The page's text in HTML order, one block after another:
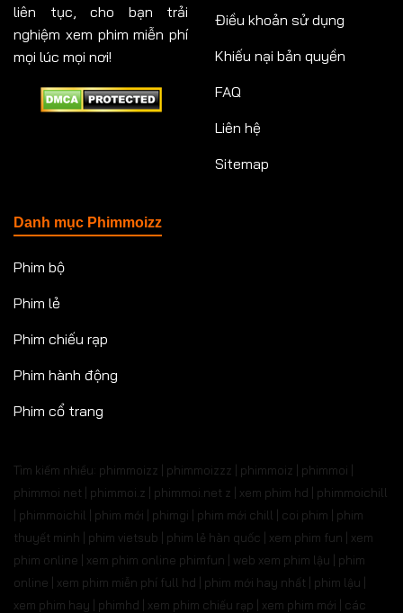
liên tục, cho bạn trải
nghiệm xem phim miễn phí
mọi lúc mọi nơi!
Điều khoản sử dụng
Khiếu nại bản quyền
FAQ
Liên hệ
Sitemap
Danh mục Phimmoizz
Phim bộ
Phim lẻ
Phim chiếu rạp
Phim hành động
Phim cổ trang
Tìm kiếm nhiều: phimmoizz | phimmoizzz | phimmoiz | phimmoi |
phimmoi net | phimmoi.z | phimmoi.net z | xem phim hd | phimmoichill
| phimmoichil | phim mới | phimgi | phim mới chill | coi phim | phim
thuyết minh | phim vietsub | phim lẻ hàn quốc | xem phim fun | xem
phim online | xem phim online phimfun | web xem phim lậu | phim
online | xem phim miễn phí full hd | phim mới hay nhất | phim lậu |
xem phim hay | phimhd | xem phim chiếu rạp | xem phim mới | các